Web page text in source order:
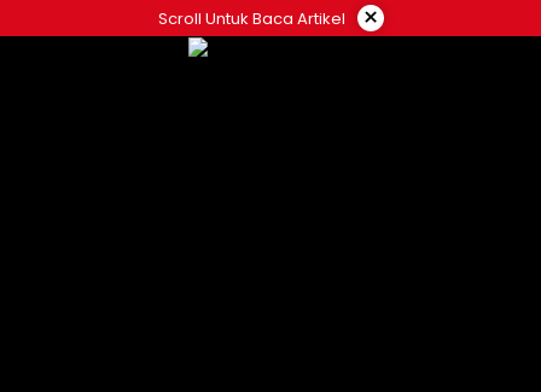
ke
Scroll Untuk Baca Artikel ×